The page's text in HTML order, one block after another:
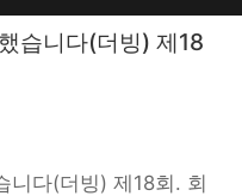
습니다(더빙) 제18
니다(더빙) 제18회. 회